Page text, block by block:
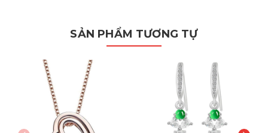
SẢN PHẨM TƯƠNG TỰ